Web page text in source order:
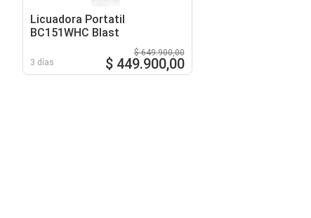
Licuadora Portatil
BC151WHC Blast
3 días
$ 649.900,00
$ 449.900,00